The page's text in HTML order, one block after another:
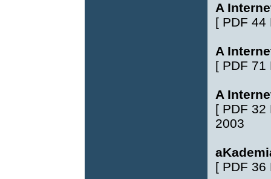
A
[ PDF 44
A
[ PDF 71
A
[ PDF 32
2003
[ PDF 36